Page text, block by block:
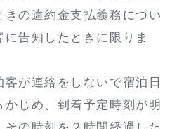
の違約金支払義務につい
告知したときに限りま
が連絡をしないで宿泊日
じめ、到着予定時刻が明